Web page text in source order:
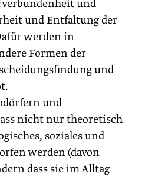
und
und Entfaltung der
werden in
Formen der
und
und
nicht nur theoretisch
soziales und
werden (davon
dass sie im Alltag